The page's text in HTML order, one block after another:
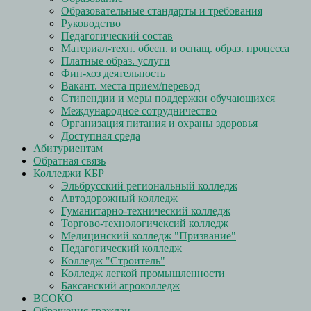
Образовательные стандарты и требования
Руководство
Педагогический состав
Материал-техн. обесп. и оснащ. образ. процесса
Платные образ. услуги
Фин-хоз деятельность
Вакант. места прием/перевод
Стипендии и меры поддержки обучающихся
Международное сотрудничество
Организация питания и охраны здоровья
Доступная среда
Абитуриентам
Обратная связь
Колледжи КБР
Эльбрусский региональный колледж
Автодорожный колледж
Гуманитарно-технический колледж
Торгово-технологичексий колледж
Медицинский колледж "Призвание"
Педагогический колледж
Колледж "Строитель"
Колледж легкой промышленности
Баксанский агроколледж
ВСОКО